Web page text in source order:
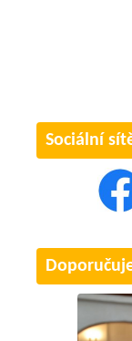
Sociální